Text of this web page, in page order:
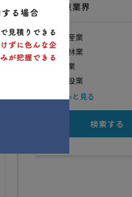
得意業界
水産業
農林業
鉱業
建設業
もっと見る
検索する